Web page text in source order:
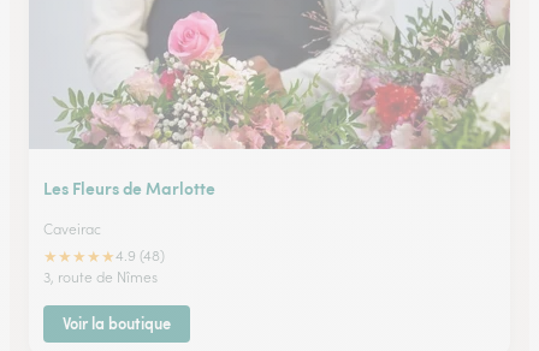
Les Fleurs de Marlotte
Caveirac
★★★★★4.9 (48)
3, route de Nîmes
Voir la boutique